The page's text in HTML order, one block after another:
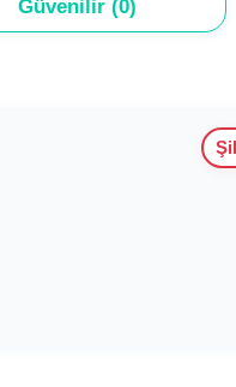
Güvenilir (0)